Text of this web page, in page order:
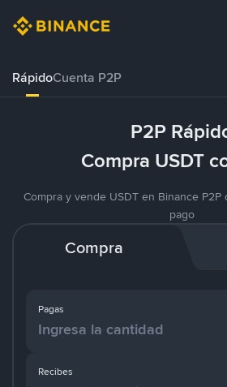
RápidoCuenta P2P
P2P
Compra USDT
Compra y vende USDT en Binance
pago
Compra
Pagas
Recibes